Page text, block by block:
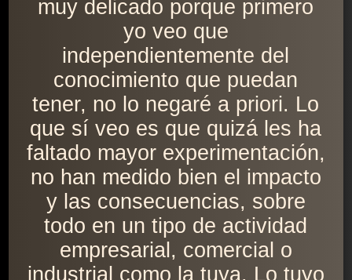
muy delicado porque primero
yo veo que
independientemente del
conocimiento que puedan
tener, no lo negaré a priori. Lo
que sí veo es que quizá les ha
faltado mayor experimentación,
no han medido bien el impacto
y las consecuencias, sobre
todo en un tipo de actividad
empresarial, comercial o
industrial como la tuya. Lo tuyo